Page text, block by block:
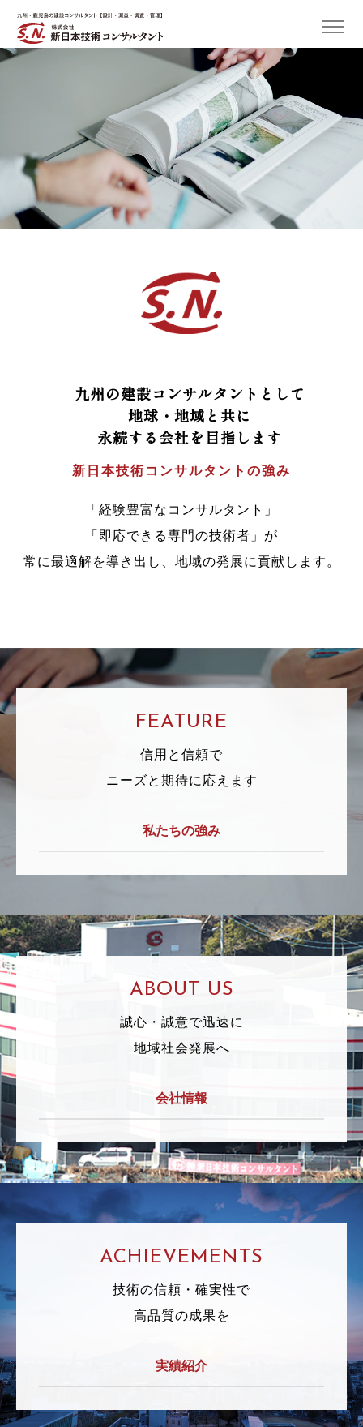
九州の建設コンサルタントとして
地球・地域と共に
永続する会社を目指します
新日本技術コンサルタントの強み
「経験豊富なコンサルタント」
「即応できる専門の技術者」が
常に最適解を導き出し、地域の発展に貢献します。
FEATURE
信用と信頼で
ニーズと期待に応えます
私たちの強み
ABOUT US
誠心・誠意で迅速に
地域社会発展へ
会社情報
ACHIEVEMENTS
技術の信頼・確実性で
高品質の成果を
実績紹介